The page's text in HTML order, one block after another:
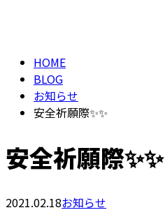
HOME
BLOG
お知らせ
安全祈願際✨✨
安全祈願際✨✨
2021.02.18お知らせ